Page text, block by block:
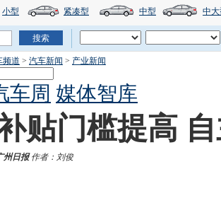
小型 紧凑型 中型 中
频道 > 汽车新闻 > 产业新闻
车周 媒体智库
贴门槛提高
州日报作者：刘俊